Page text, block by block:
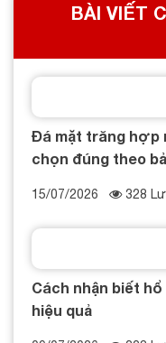
BÀI VIẾT
Đá mặt trăng hợp
chọn đúng theo
15/07/2026 328
Cách nhận biết
hiệu quả